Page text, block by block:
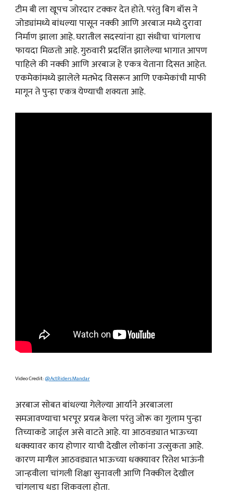
टीम बी ला खूपच जोरदार टक्कर देत होते. परंतु बिग बॉस ने
जोड्यांमध्ये बांधल्या पासून नक्की आणि अरबाज मध्ये दुरावा
निर्माण झाला आहे. घरातील सदस्यांना ह्या संधीचा चांगलाच
फायदा मिळतो आहे. गुरुवारी प्रदर्शित झालेल्या भागात आपण
पाहिले की नक्की आणि अरबाज हे एकत्र येताना दिसत आहेत.
एकमेकांमध्ये झालेले मतभेद विसरून आणि एकमेकांची माफी
मागून ते पुन्हा एकत्र येण्याची शक्यता आहे.
Video Credit:@ActRidersMandar
अरबाज सोबत बांधल्या गेलेल्या आर्याने अरबाजला
समजावण्याचा भरपूर प्रयत्न केला परंतु जोरू का गुलाम पुन्हा
तिच्याकडे जाईल असे वाटते आहे. या आठवड्यात भाऊच्या
धक्क्यावर काय होणार याची देखील लोकांना उत्सुकता आहे.
कारण मागील आठवड्यात भाऊच्या धक्क्यावर रितेश भाऊंनी
जान्हवीला चांगली शिक्षा सुनावली आणि निक्कील देखील
चांगलाच धडा शिकवला होता.